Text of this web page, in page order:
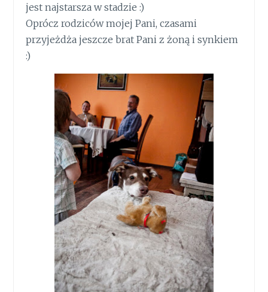
jest najstarsza w stadzie :)
Oprócz rodziców mojej Pani, czasami
przyjeżdża jeszcze brat Pani z żoną i synkiem
:)